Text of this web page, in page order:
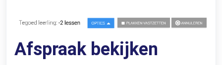
Afspraak bekijken